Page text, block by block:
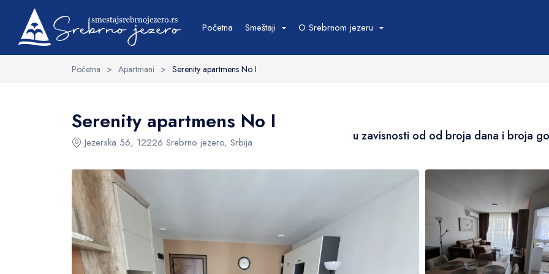
Početna Smeštaji O Srebrnom jezeru
Početna > Apartmani > Serenity apartmens No I
Osnovne informacije Struktura Sadržaj Okolina u zavisnosti od od broja dana i broja
Serenity apartmens No I
Jezerska 56, 12226 Srebrno jezero, Srbija u zavisnosti od od broja dana i broja
Parking